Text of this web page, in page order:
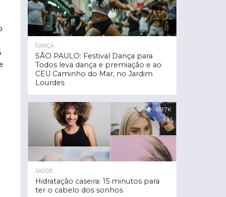
DANÇA
SÃO PAULO: Festival Dança para
Todos leva dança e premiação e ao
CEU Caminho do Mar, no Jardim
Lourdes
109.7K
SAÚDE
Hidratação caseira: 15 minutos para
ter o cabelo dos sonhos